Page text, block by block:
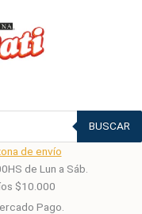
BUSCAR
de envío
de Lun a Sáb.
$10.000
Pago.